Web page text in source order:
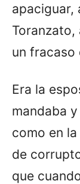
apaciguar,
un fracaso
Era la
mandaba
como en
de
que